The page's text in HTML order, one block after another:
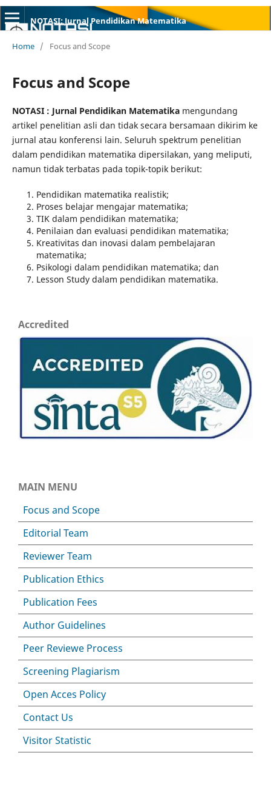
NOTASI: Jurnal Pendidikan Matematika
Home / Focus and Scope
Focus and Scope
NOTASI : Jurnal Pendidikan Matematikamengundang
artikel penelitian asli dan tidak secara bersamaan dikirim ke
jurnal atau konferensi lain. Seluruh spektrum penelitian
dalam pendidikan matematika dipersilakan, yang meliputi,
namun tidak terbatas pada topik-topik berikut:
Pendidikan matematika realistik;
Proses belajar mengajar matematika;
TIK dalam pendidikan matematika;
Penilaian dan evaluasi pendidikan matematika;
Kreativitas dan inovasi dalam pembelajaran
matematika;
Psikologi dalam pendidikan matematika; dan
Lesson Study dalam pendidikan matematika.
Accredited
MAIN MENU
Focus and Scope
Editorial Team
Reviewer Team
Publication Ethics
Publication Fees
Author Guidelines
Peer Reviewe Process
Screening Plagiarism
Open Acces Policy
Contact Us
Visitor Statistic